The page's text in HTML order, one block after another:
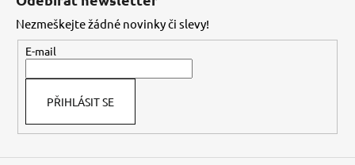
Nezmeškejte žádné novinky či slevy!
E-mail
PŘIHLÁSIT SE